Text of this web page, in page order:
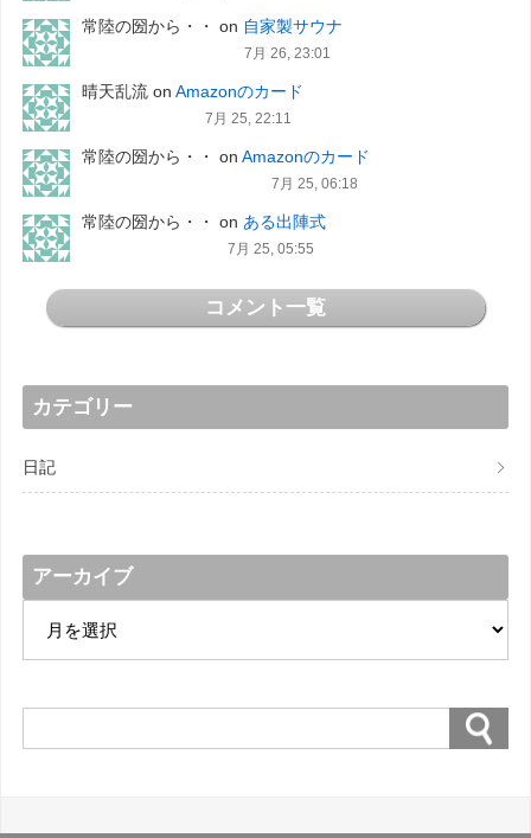
常陸の圀から・・ on 自家製サウナ
7月 26, 23:01
晴天乱流on Amazonのカード
7月 25, 22:11
常陸の圀から・・ on Amazonのカード
7月 25, 06:18
常陸の圀から・・ on ある出陣式
7月 25, 05:55
コメント一覧
カテゴリー
日記
アーカイブ
カ
ブ